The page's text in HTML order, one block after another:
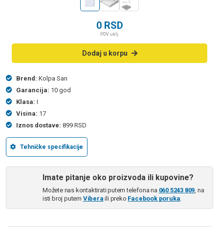
0 RSD
PDV uklj.
Dodaj u korpu
Brend: Kolpa San
Garancija: 10 god
Klasa: I
Visina: 17
Iznos dostave: 899 RSD
Tehničke specifikacije
Imate pitanje oko proizvoda ili kupovine?
Možete nas kontaktirati putem telefona na 060 5243 809, na
isti broj putem Vibera ili preko Facebook poruka.